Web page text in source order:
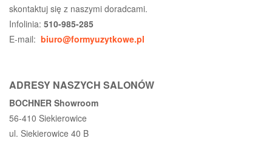
skontaktuj się z naszymi doradcami.
Infolinia: 510-985-285
E-mail: biuro@formyuzytkowe.pl
ADRESY NASZYCH SALONÓW
BOCHNER Showroom
56-410 Siekierowice
ul. Siekierowice 40 B